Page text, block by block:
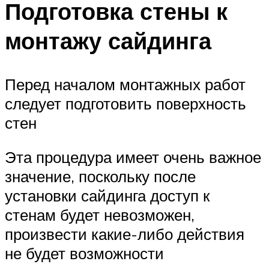
Подготовка стены к
монтажу сайдинга
Перед началом монтажных работ
следует подготовить поверхность
стен
Эта процедура имеет очень важное
значение, поскольку после
установки сайдинга доступ к
стенам будет невозможен,
произвести какие-либо действия
не будет возможности